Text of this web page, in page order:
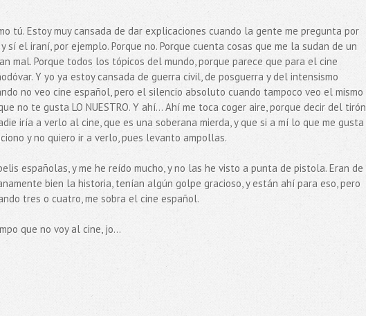
tú. Estoy muy cansada de dar explicaciones cuando la gente me pregunta por
el iraní, por ejemplo. Porque no. Porque cuenta cosas que me la sudan de un
mal. Porque todos los tópicos del mundo, porque parece que para el cine
Y yo ya estoy cansada de guerra civil, de posguerra y del intensismo
no veo cine español, pero el silencio absoluto cuando tampoco veo el mismo
no te gusta LO NUESTRO. Y ahí... Ahí me toca coger aire, porque decir del tirón
iría a verlo al cine, que es una soberana mierda, y que si a mí lo que me gusta
y no quiero ir a verlo, pues levanto ampollas.
españolas, y me he reído mucho, y no las he visto a punta de pistola. Eran de
bien la historia, tenían algún golpe gracioso, y están ahí para eso, pero
tres o cuatro, me sobra el cine español.
que no voy al cine, jo...